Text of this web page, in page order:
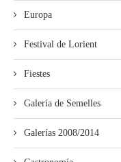
Europa
Festival de Lorient
Fiestes
Galería de Semelles
Galerías 2008/2014